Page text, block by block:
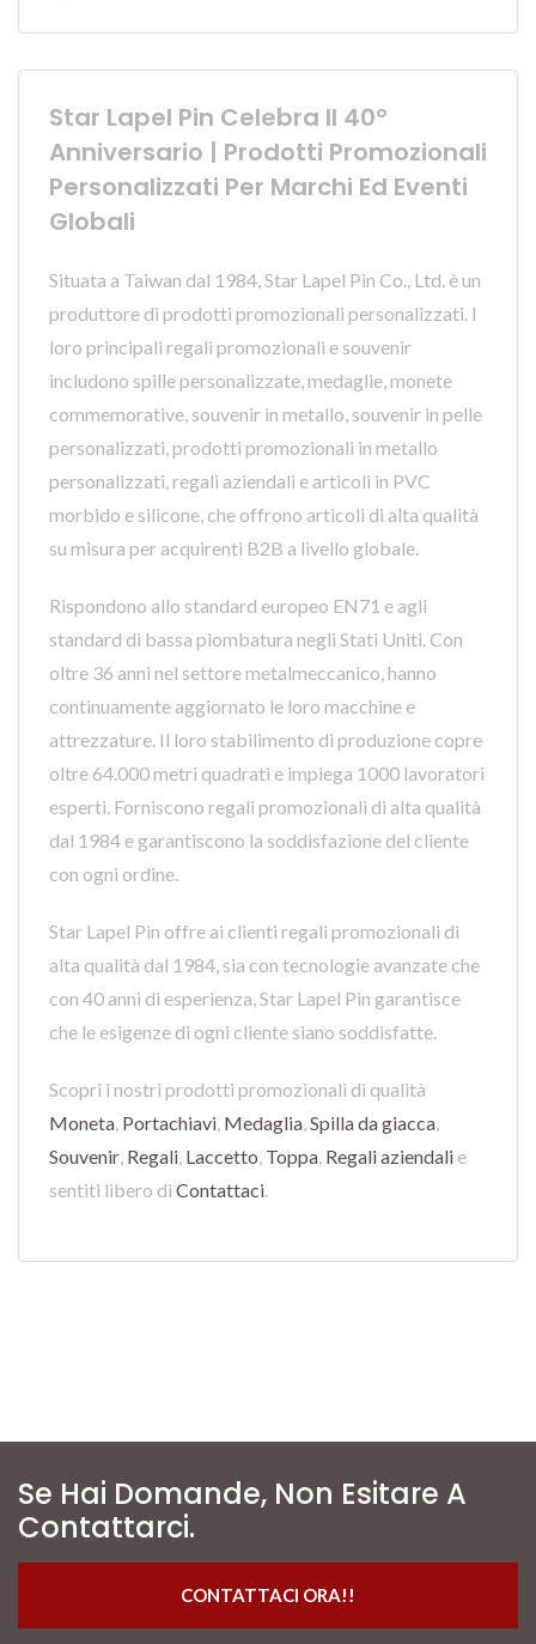
Star Lapel Pin Celebra Il 40°
Anniversario | Prodotti Promozionali
Personalizzati Per Marchi Ed Eventi
Globali
Situata a Taiwan dal 1984, Star Lapel Pin Co., Ltd. è un
produttore di prodotti promozionali personalizzati. I
loro principali regali promozionali e souvenir
includono spille personalizzate, medaglie, monete
commemorative, souvenir in metallo, souvenir in pelle
personalizzati, prodotti promozionali in metallo
personalizzati, regali aziendali e articoli in PVC
morbido e silicone, che offrono articoli di alta qualità
su misura per acquirenti B2B a livello globale.
Rispondono allo standard europeo EN71 e agli
standard di bassa piombatura negli Stati Uniti. Con
oltre 36 anni nel settore metalmeccanico, hanno
continuamente aggiornato le loro macchine e
attrezzature. Il loro stabilimento di produzione copre
oltre 64.000 metri quadrati e impiega 1000 lavoratori
esperti. Forniscono regali promozionali di alta qualità
dal 1984 e garantiscono la soddisfazione del cliente
con ogni ordine.
Star Lapel Pin offre ai clienti regali promozionali di
alta qualità dal 1984, sia con tecnologie avanzate che
con 40 anni di esperienza, Star Lapel Pin garantisce
che le esigenze di ogni cliente siano soddisfatte.
Scopri i nostri prodotti promozionali di qualità
Moneta Portachiavi Medaglia Spilla da giacca
Souvenir Regali Laccetto Toppa Regali aziendali e
sentiti libero di Contattaci
Se Hai Domande, Non Esitare A
Contattarci.
CONTATTACI ORA!!